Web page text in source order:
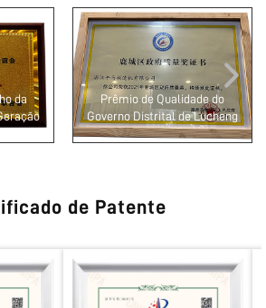
da
Prêmio de Qualidade do
Governo Distrital de Lucheng
de Patente